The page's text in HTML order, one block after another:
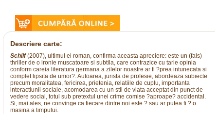
Descriere carte:
Schilf(2007), ultimul ei roman, confirma aceasta apreciere: este un (fals)
thriller de o ironie muscatoare si subtila, care contrazice cu tarie opinia
conform careia literatura germana a zilelor noastre ar fi ?prea intunecata si
complet lipsita de umor?. Autoarea, jurista de profesie, abordeaza subiecte
precum moralitatea, fericirea, prietenia, relatiile de cuplu, importanta
interactiunii sociale, acomodarea cu un stil de viata acceptat din punct de
vedere social, totul sub pretextul unei crime comise ?aproape? accidental.
Si, mai ales, ne convinge ca fiecare dintre noi este ? sau ar putea fi ? o
masina a timpului.